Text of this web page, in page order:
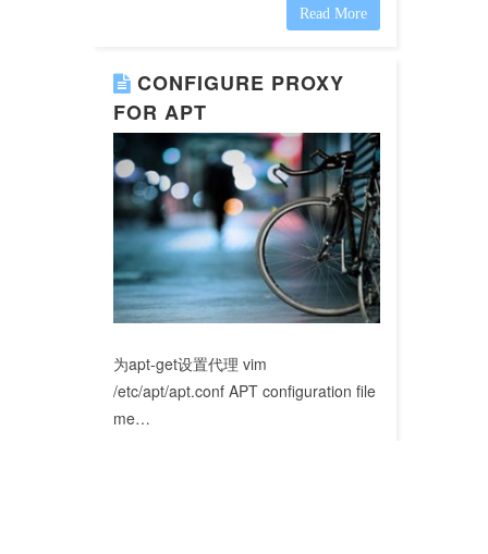
Read More
CONFIGURE PROXY
FOR APT
为apt-get设置代理 vim
/etc/apt/apt.conf APT configuration file
me…